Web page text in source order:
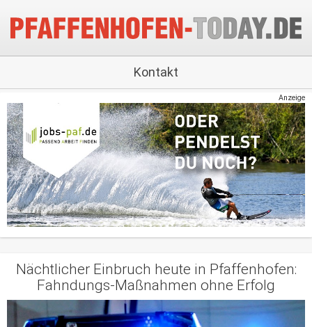
Kontakt
Anzeige
Nächtlicher Einbruch heute in Pfaffenhofen:
Fahndungs-Maßnahmen ohne Erfolg